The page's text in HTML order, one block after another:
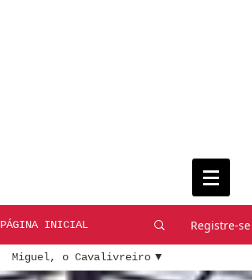
PÁGINA INICIAL Registre-se
Miguel, o Cavalivreiro